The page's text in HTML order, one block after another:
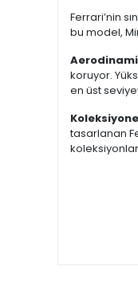
Ferrari’nin
bu model,
koruyor.
en üst
tasarlanan